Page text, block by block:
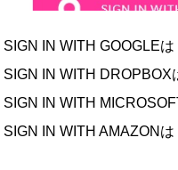
SIGN IN WITH GOOGLEは
SIGN IN WITH DROPBOX
SIGN IN WITH
SIGN IN WITH AMAZON